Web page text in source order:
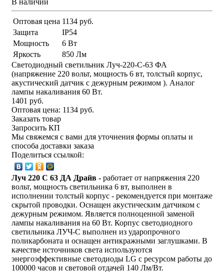
Оптовая цена 1134 руб.
Защита
IP54
Мощность
6 Вт
Яркость
850 Лм
Светодиодный светильник Луч-220-С-63 ФА
(напряжение 220 вольт, мощность 6 вт, толстый корпус,
акустический датчик с дежурным режимом ). Аналог
лампы накаливания 60 Вт.
1401 руб.
Оптовая цена: 1134 руб.
Заказать товар
Запросить КП
Мы свяжемся с вами для уточнения формы оплаты и
способа доставки заказа
Поделиться ссылкой:
Луч 220 С 63 ДА Драйв - работает от напряжения 220
вольт, мощность светильника 6 вт, выполнен в
исполнении толстый корпус - рекомендуется при монтаже
скрытой проводки. Оснащен акустическим датчиком с
дежурным режимом. Является полноценной заменой
лампы накаливания на 60 Вт. Корпус светодиодного
светильника ЛУЧ-С выполнен из ударопрочного
поликарбоната и оснащен антикражными заглушками. В
качестве источников света используются
энергоэффективные светодиоды LG с ресурсом работы до
100000 часов и световой отдачей 140 Лм/Вт.